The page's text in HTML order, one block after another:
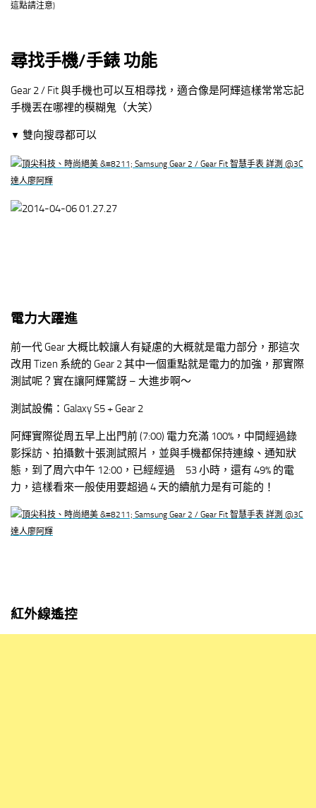
這點請注意)
尋找手機/手錶 功能
Gear 2 / Fit 與手機也可以互相尋找，適合像是阿輝這樣常常忘記
手機丟在哪裡的模糊鬼（大笑）
▼ 雙向搜尋都可以
電力大躍進
前一代 Gear 大概比較讓人有疑慮的大概就是電力部分，那這次
改用 Tizen 系統的 Gear 2 其中一個重點就是電力的加強，那實際
測試呢？實在讓阿輝驚訝 – 大進步啊～
測試設備：Galaxy S5 + Gear 2
阿輝實際從周五早上出門前 (7:00) 電力充滿 100%，中間經過錄
影採訪、拍攝數十張測試照片，並與手機都保持連線、通知狀
態，到了周六中午 12:00，已經經過 53 小時，還有 49% 的電
力，這樣看來一般使用要超過 4 天的續航力是有可能的！
紅外線遙控